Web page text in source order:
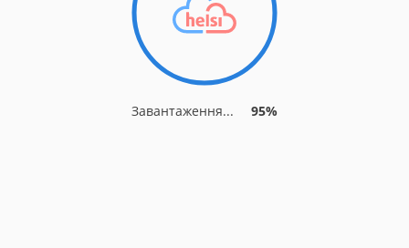
Завантаження... 95%